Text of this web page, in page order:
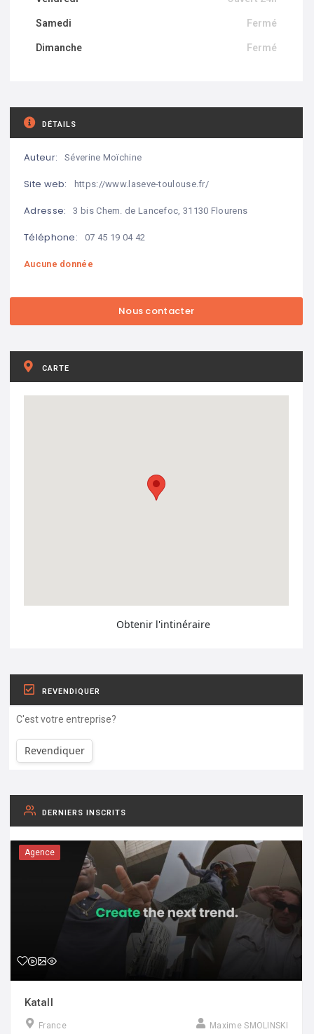
Samedi Fermé
Dimanche Fermé
DÉTAILS
Auteur: Séverine Moïchine
Site web: https://www.laseve-toulouse.fr/
Adresse: 3 bis Chem. de Lancefoc, 31130 Flourens
Téléphone: 07 45 19 04 42
Aucune donnée
CARTE
Obtenir l'intinéraire
REVENDIQUER
C'est votre entreprise?
Revendiquer
DERNIERS INSCRITS
Agence
Katall
France Maxime SMOLINSKI